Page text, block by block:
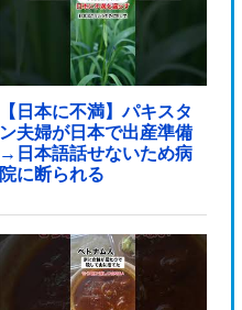
【日本に不満】パキスタ
ン夫婦が日本で出産準備
→日本語話せないため病
院に断られる